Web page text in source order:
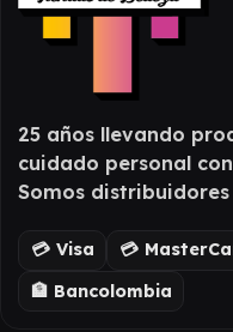
25 años llevando
cuidado personal
Somos
💳 Visa 💳
🏦 Bancolombia